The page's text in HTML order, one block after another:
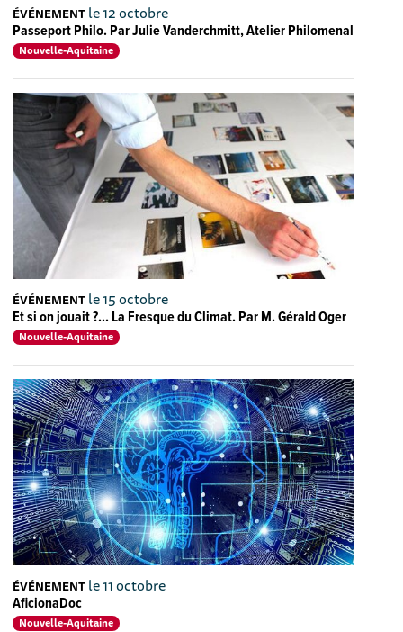
ÉVÉNEMENT le 12 octobre
Passeport Philo. Par Julie Vanderchmitt, Atelier Philomenal
Nouvelle-Aquitaine
ÉVÉNEMENT le 15 octobre
Et si on jouait ?... La Fresque du Climat. Par M. Gérald Oger
Nouvelle-Aquitaine
ÉVÉNEMENT le 11 octobre
AficionaDoc
Nouvelle-Aquitaine